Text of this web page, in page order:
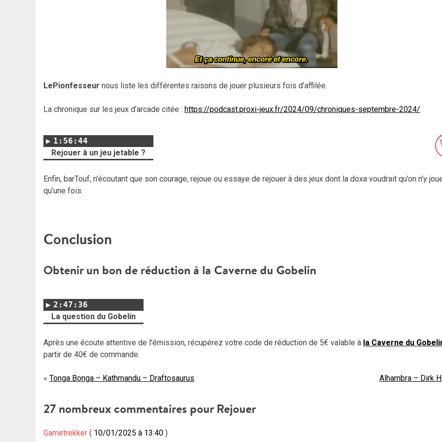
LePionfesseur nous liste les différentes raisons de jouer plusieurs fois d’affilée.
La chronique sur les jeux d’arcade citée : https://podcast.proxi-jeux.fr/2024/09/chroniques-septembre-2024/
1:56:44
Rejouer à un jeu jetable ?
Enfin, barTouf, n’écoutant que son courage, rejoue ou essaye de rejouer à des jeux dont la doxa voudrait qu’on n’y
qu’une fois.
Conclusion
Obtenir un bon de réduction à la Caverne du Gobelin
2:47:36
La question du Gobelin
Après une écoute attentive de l’émission, récupérez votre code de réduction de 5€ valable à la Caverne du
partir de 40€ de commande.
Navigation
l’article
Tonga Bonga – Kathmandu – Draftosaurus Alhambra – Dirk
27 nombreux commentaires pour Rejouer
Gametrekker 10/01/2025 à 13:40